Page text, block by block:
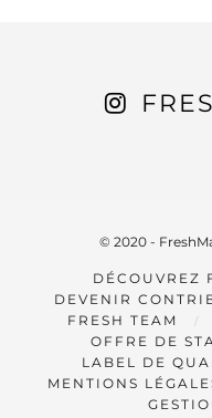
© 2020 -
DÉCOUVREZ
DEVENIR
FRESH TEAM
OFFRE DE
LABEL DE
MENTIONS